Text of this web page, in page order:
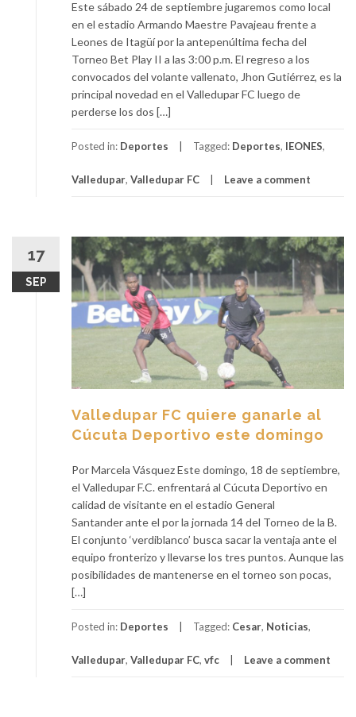
Este sábado 24 de septiembre jugaremos como local
en el estadio Armando Maestre Pavajeau frente a
Leones de Itagüí por la antepenúltima fecha del
Torneo Bet Play II a las 3:00 p.m. El regreso a los
convocados del volante vallenato, Jhon Gutiérrez, es la
principal novedad en el Valledupar FC luego de
perderse los dos […]
Posted in: Deportes Tagged: Deportes, lEONES,
Valledupar, Valledupar FC Leave a comment
17
SEP
Valledupar FC quiere ganarle al
Cúcuta Deportivo este domingo
Por Marcela Vásquez Este domingo, 18 de septiembre,
el Valledupar F.C. enfrentará al Cúcuta Deportivo en
calidad de visitante en el estadio General
Santander ante el por la jornada 14 del Torneo de la B.
El conjunto ‘verdiblanco’ busca sacar la ventaja ante el
equipo fronterizo y llevarse los tres puntos. Aunque las
posibilidades de mantenerse en el torneo son pocas,
[…]
Posted in: Deportes Tagged: Cesar, Noticias,
Valledupar, Valledupar FC, vfc Leave a comment